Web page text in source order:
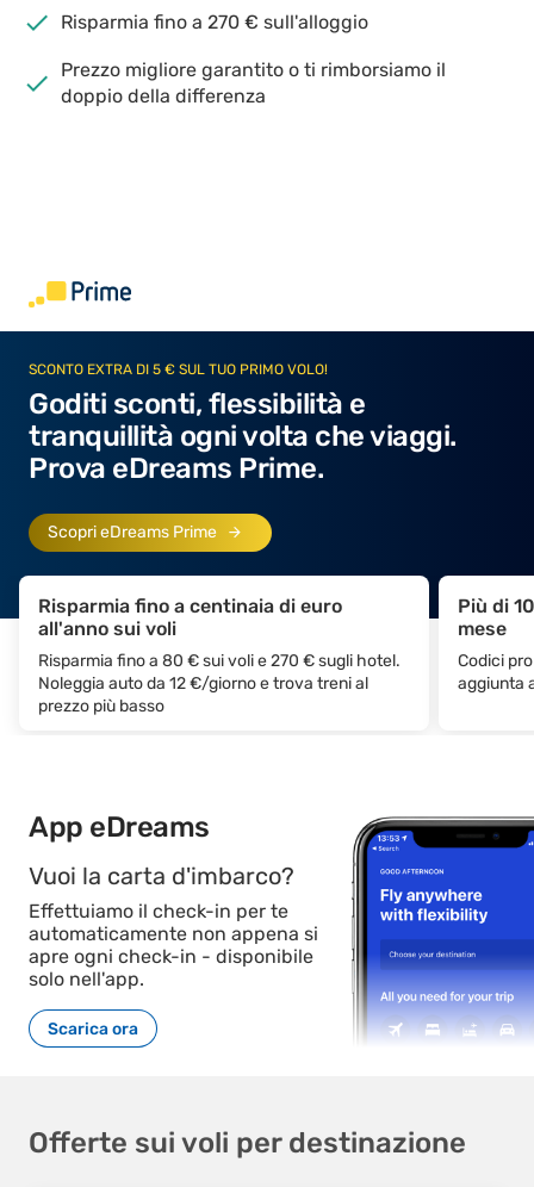
Risparmia fino a 270 € sull'alloggio
Prezzo migliore garantito o ti rimborsiamo il
doppio della differenza
SCONTO EXTRA DI 5 € SUL TUO PRIMO VOLO!
Goditi sconti, flessibilità e
tranquillità ogni volta che viaggi.
Prova eDreams Prime.
Scopri eDreams Prime
Risparmia fino a centinaia di euro
all'anno sui voli
Risparmia fino a 80 € sui voli e 270 € sugli hotel.
Noleggia auto da 12 €/giorno e trova treni al
prezzo più basso
Più di
mese
Codici
aggiunta
App eDreams
Vuoi la carta d'imbarco?
Effettuiamo il check-in per te
automaticamente non appena si
apre ogni check-in - disponibile
solo nell'app.
Scarica ora
Offerte sui voli per destinazione